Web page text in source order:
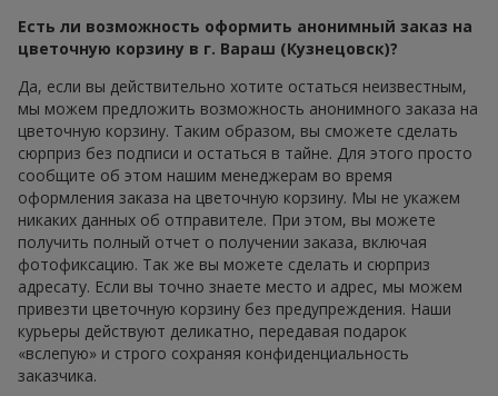
Есть ли возможность оформить анонимный заказ на
цветочную корзину в г. Вараш (Кузнецовск)?
Да, если вы действительно хотите остаться неизвестным,
мы можем предложить возможность анонимного заказа на
цветочную корзину. Таким образом, вы сможете сделать
сюрприз без подписи и остаться в тайне. Для этого просто
сообщите об этом нашим менеджерам во время
оформления заказа на цветочную корзину. Мы не укажем
никаких данных об отправителе. При этом, вы можете
получить полный отчет о получении заказа, включая
фотофиксацию. Так же вы можете сделать и сюрприз
адресату. Если вы точно знаете место и адрес, мы можем
привезти цветочную корзину без предупреждения. Наши
курьеры действуют деликатно, передавая подарок
«вслепую» и строго сохраняя конфиденциальность
заказчика.